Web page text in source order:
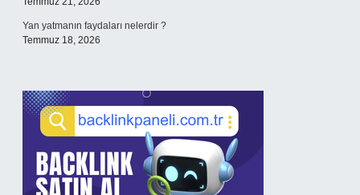
Yan yatmanın faydaları nelerdir ?
Temmuz 18, 2026